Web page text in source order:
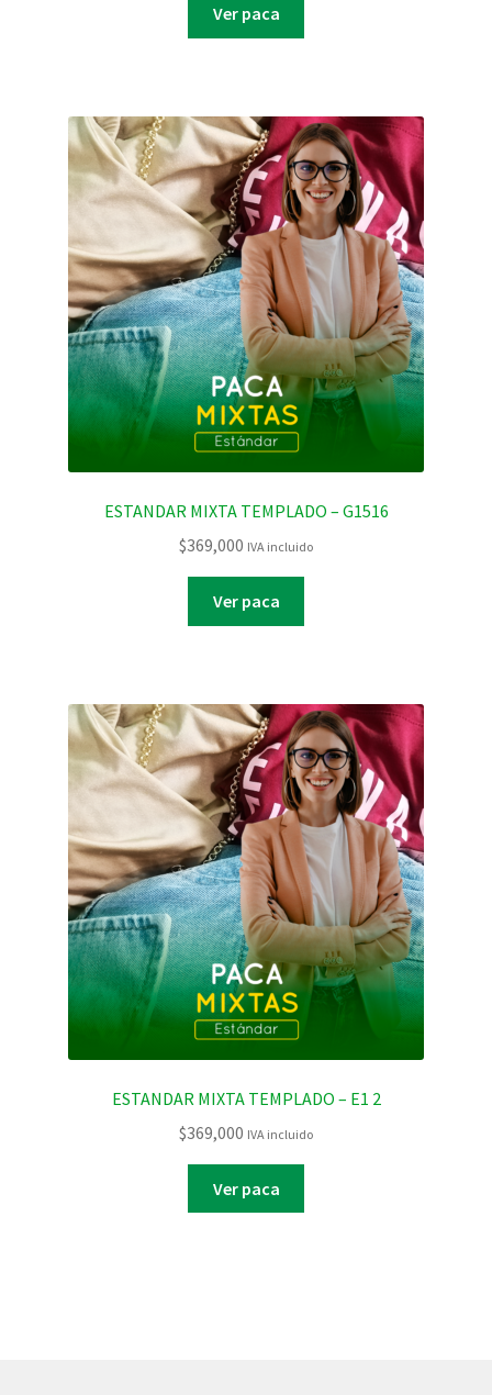
Ver paca
ESTANDAR MIXTA TEMPLADO – G1516
$369,000 IVA incluido
Ver paca
ESTANDAR MIXTA TEMPLADO – E1 2
$369,000 IVA incluido
Ver paca